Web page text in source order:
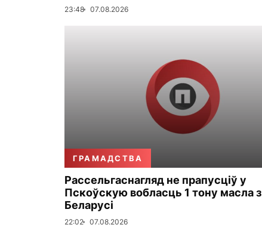
23:48 07.08.2026
ГРАМАДСТВА
Рассельгаснагляд не прапусціў у
Пскоўскую вобласць 1 тону масла з
Беларусі
22:02 07.08.2026